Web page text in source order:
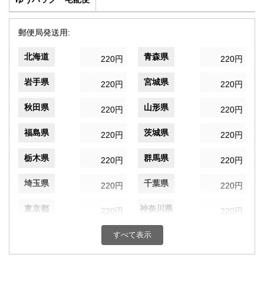
郵便局発送用:
北海道 220円 青森県 220円
岩手県 220円 宮城県 220円
秋田県 220円 山形県 220円
福島県 220円 茨城県 220円
栃木県 220円 群馬県 220円
埼玉県 220円 千葉県 220円
東京都 220円 神奈川県 220円
220円 富山県
すべて表示